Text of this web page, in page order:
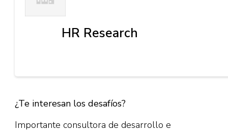
HR Research
¿Te interesan los desafíos?
Importante consultora de desarrollo e